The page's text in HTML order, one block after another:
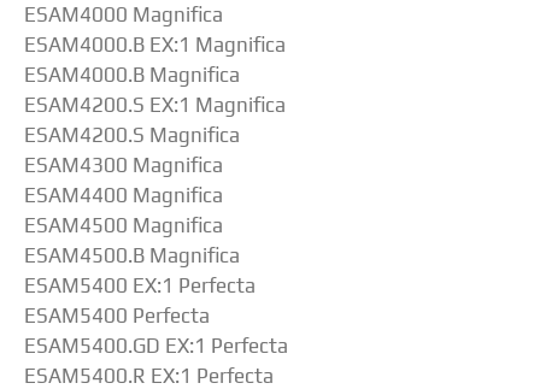
ESAM4000 Magnifica
ESAM4000.B EX:1 Magnifica
ESAM4000.B Magnifica
ESAM4200.S EX:1 Magnifica
ESAM4200.S Magnifica
ESAM4300 Magnifica
ESAM4400 Magnifica
ESAM4500 Magnifica
ESAM4500.B Magnifica
ESAM5400 EX:1 Perfecta
ESAM5400 Perfecta
ESAM5400.GD EX:1 Perfecta
ESAM5400.R EX:1 Perfecta